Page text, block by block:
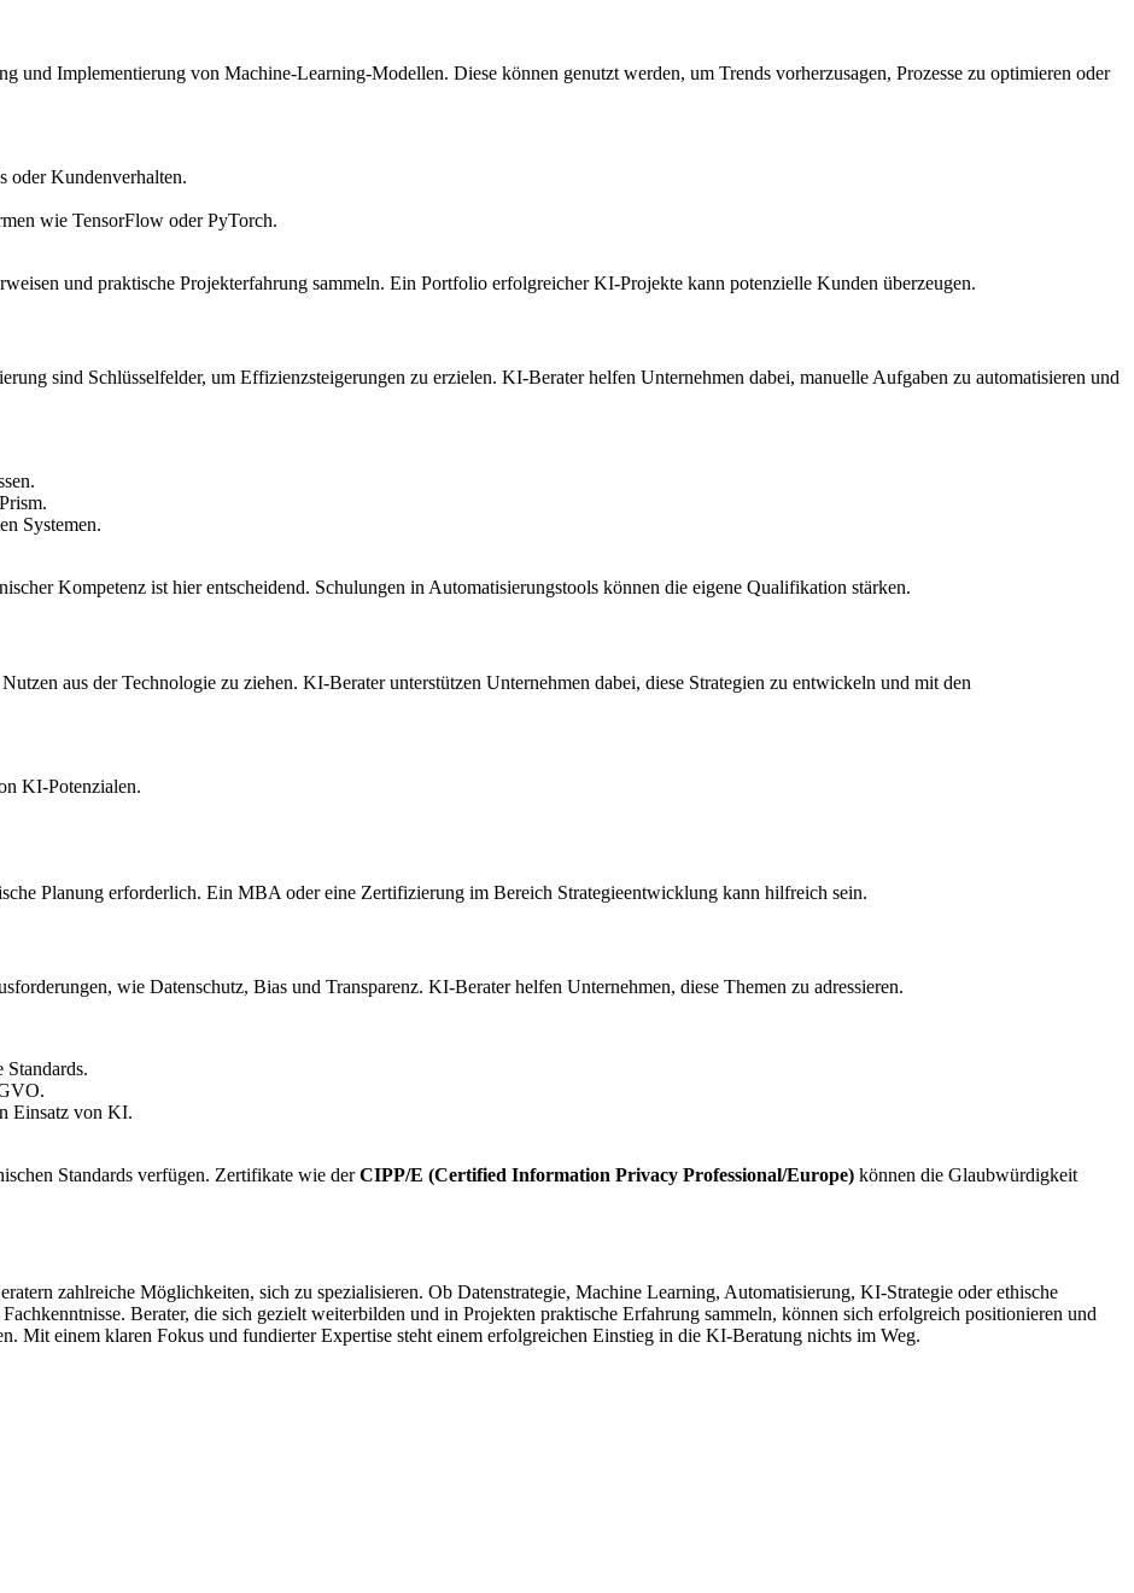
und Implementierung von Machine-Learning-Modellen. Diese können genutzt werden, um Trends vorherzusagen, Prozesse zu optimieren oder
oder Kundenverhalten.
wie TensorFlow oder PyTorch.
und praktische Projekterfahrung sammeln. Ein Portfolio erfolgreicher KI-Projekte kann potenzielle Kunden überzeugen.
sind Schlüsselfelder, um Effizienzsteigerungen zu erzielen. KI-Berater helfen Unternehmen dabei, manuelle Aufgaben zu automatisieren und
Systemen.
Kompetenz ist hier entscheidend. Schulungen in Automatisierungstools können die eigene Qualifikation stärken.
aus der Technologie zu ziehen. KI-Berater unterstützen Unternehmen dabei, diese Strategien zu entwickeln und mit den
KI-Potenzialen.
Planung erforderlich. Ein MBA oder eine Zertifizierung im Bereich Strategieentwicklung kann hilfreich sein.
wie Datenschutz, Bias und Transparenz. KI-Berater helfen Unternehmen, diese Themen zu adressieren.
Einsatz von KI.
Standards verfügen. Zertifikate wie derCIPP/E (Certified Information Privacy Professional/Europe) können die Glaubwürdigkeit
zahlreiche Möglichkeiten, sich zu spezialisieren. Ob Datenstrategie, Machine Learning, Automatisierung, KI-Strategie oder ethische
Berater, die sich gezielt weiterbilden und in Projekten praktische Erfahrung sammeln, können sich erfolgreich positionieren und
Mit einem klaren Fokus und fundierter Expertise steht einem erfolgreichen Einstieg in die KI-Beratung nichts im Weg.